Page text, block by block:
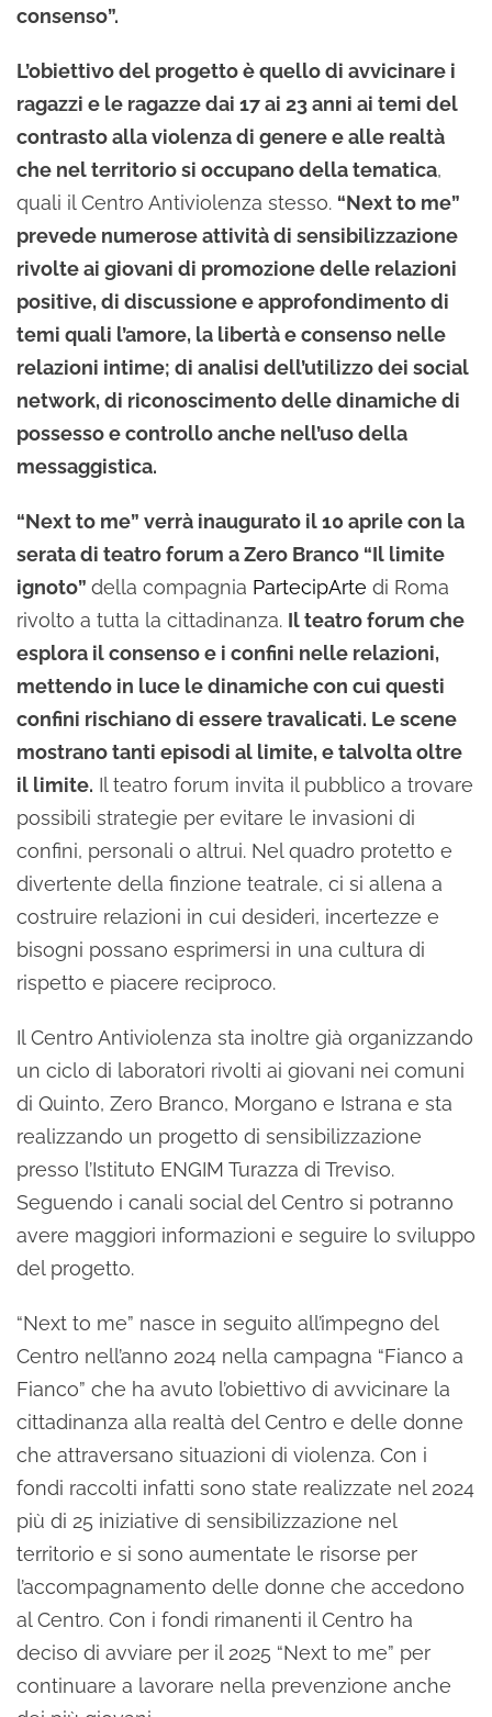
consenso”.
L’obiettivo del progetto è quello di avvicinare i
ragazzi e le ragazze dai 17 ai 23 anni ai temi del
contrasto alla violenza di genere e alle realtà
che nel territorio si occupano della tematica,
quali il Centro Antiviolenza stesso. “Next to me”
prevede numerose attività di sensibilizzazione
rivolte ai giovani di promozione delle relazioni
positive, di discussione e approfondimento di
temi quali l’amore, la libertà e consenso nelle
relazioni intime; di analisi dell’utilizzo dei social
network, di riconoscimento delle dinamiche di
possesso e controllo anche nell’uso della
messaggistica.
“Next to me” verrà inaugurato il 10 aprile con la
serata di teatro forum a Zero Branco “Il limite
ignoto” della compagnia PartecipArte di Roma
rivolto a tutta la cittadinanza. Il teatro forum che
esplora il consenso e i confini nelle relazioni,
mettendo in luce le dinamiche con cui questi
confini rischiano di essere travalicati. Le scene
mostrano tanti episodi al limite, e talvolta oltre
il limite. Il teatro forum invita il pubblico a trovare
possibili strategie per evitare le invasioni di
confini, personali o altrui. Nel quadro protetto e
divertente della finzione teatrale, ci si allena a
costruire relazioni in cui desideri, incertezze e
bisogni possano esprimersi in una cultura di
rispetto e piacere reciproco.
Il Centro Antiviolenza sta inoltre già organizzando
un ciclo di laboratori rivolti ai giovani nei comuni
di Quinto, Zero Branco, Morgano e Istrana e sta
realizzando un progetto di sensibilizzazione
presso l’Istituto ENGIM Turazza di Treviso.
Seguendo i canali social del Centro si potranno
avere maggiori informazioni e seguire lo sviluppo
del progetto.
“Next to me” nasce in seguito all’impegno del
Centro nell’anno 2024 nella campagna “Fianco a
Fianco” che ha avuto l’obiettivo di avvicinare la
cittadinanza alla realtà del Centro e delle donne
che attraversano situazioni di violenza. Con i
fondi raccolti infatti sono state realizzate nel 2024
più di 25 iniziative di sensibilizzazione nel
territorio e si sono aumentate le risorse per
l’accompagnamento delle donne che accedono
al Centro. Con i fondi rimanenti il Centro ha
deciso di avviare per il 2025 “Next to me” per
continuare a lavorare nella prevenzione anche